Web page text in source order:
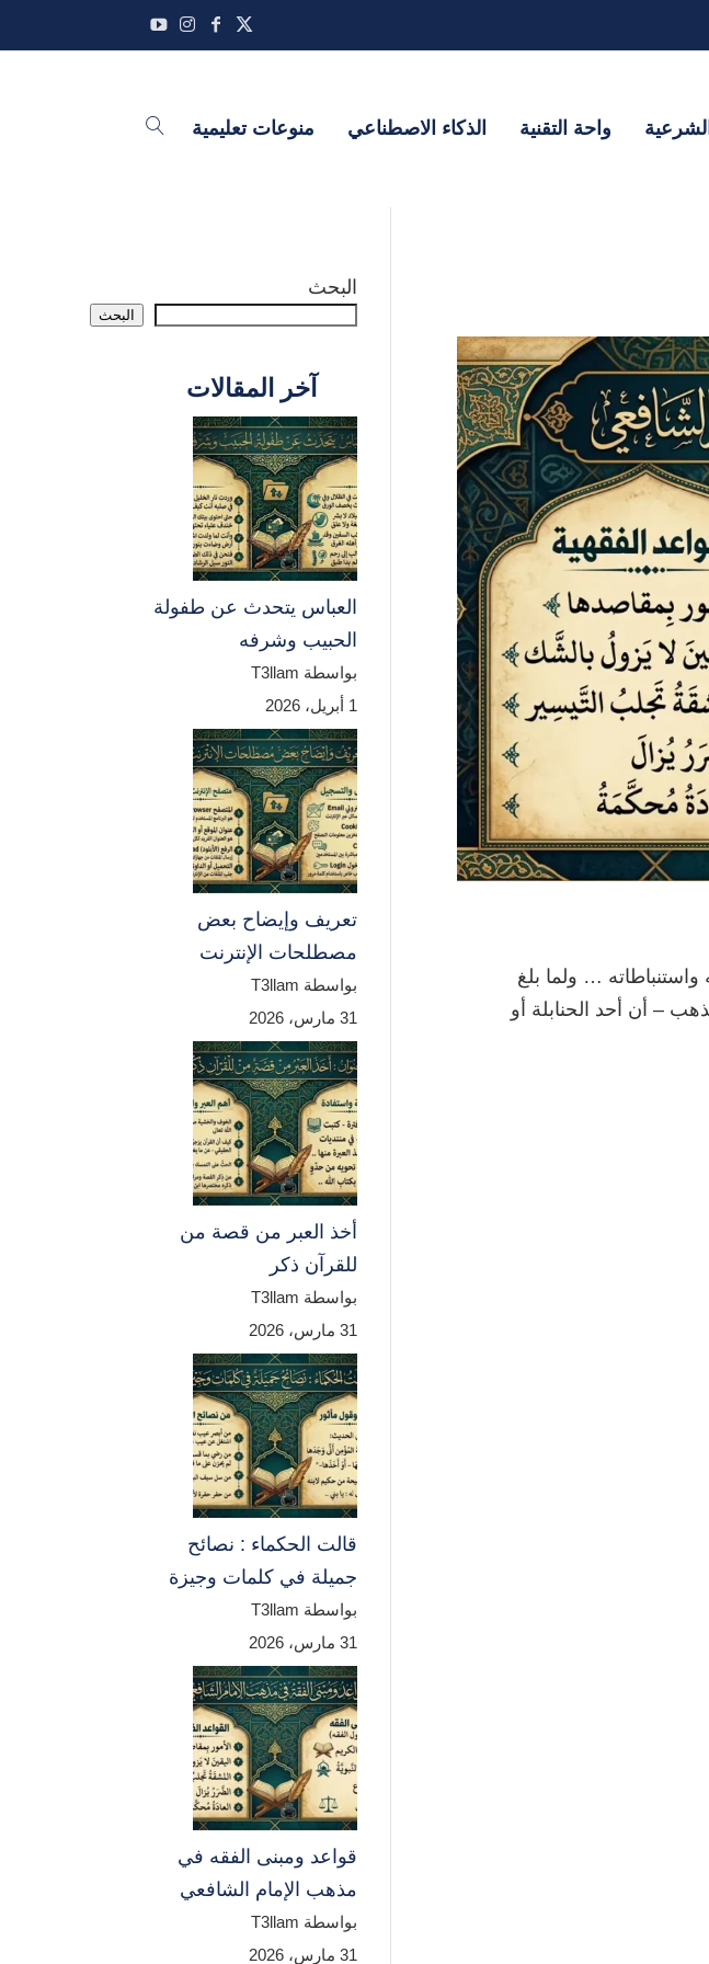
واحة التقنية الذكاء الاصطناعي منوعات تعليمية
… ولما بلغ
– أن أحد الحنابلة أو
البحث
البحث
آخر المقالات
العباس يتحدث عن طفولة
الحبيب وشرفه
بواسطة T3llam
1 أبريل، 2026
تعريف وإيضاح بعض
مصطلحات الإنترنت
بواسطة T3llam
31 مارس، 2026
أخذ العبر من قصة من
للقرآن ذكر
بواسطة T3llam
31 مارس، 2026
قالت الحكماء : نصائح
جميلة في كلمات وجيزة
بواسطة T3llam
31 مارس، 2026
قواعد ومبنى الفقه في
مذهب الإمام الشافعي
بواسطة T3llam
31 مارس، 2026